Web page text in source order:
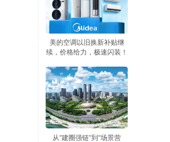
美的空调以旧换新补贴继
续，价格给力，极速闪装！
从“建圈强链”到“场景营